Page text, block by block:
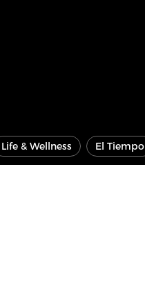
Life & Wellness El Tiempo